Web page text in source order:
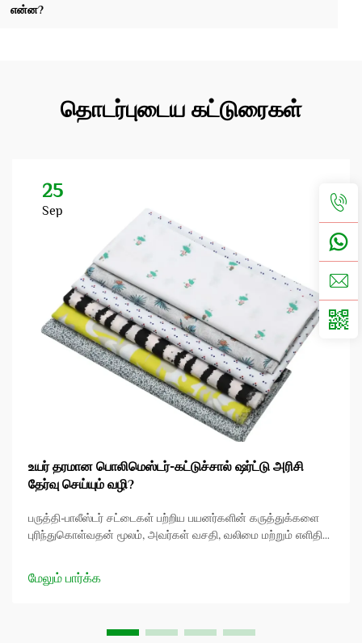
என்ன?
தொடர்புடைய கட்டுரைகள்
25
Sep
உயர் தரமான பொலிமெஸ்டர்-கட்டுச்சால் ஷர்ட்டு அரிசி
தேர்வு செய்யும் வழி?
பருத்தி-பாலீஸ்டர் சட்டைகள் பற்றிய பயனர்களின் கருத்துக்களை
புரிந்துகொள்வதன் மூலம், அவர்கள் வசதி, வலிமை மற்றும் எளிதில்
அடையாளத்தின் ஒரு சிறிய பகுதியை மட்டுமே குறிக்கின்றன...
மேலும் பார்க்க